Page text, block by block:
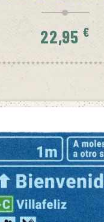
22,95 €